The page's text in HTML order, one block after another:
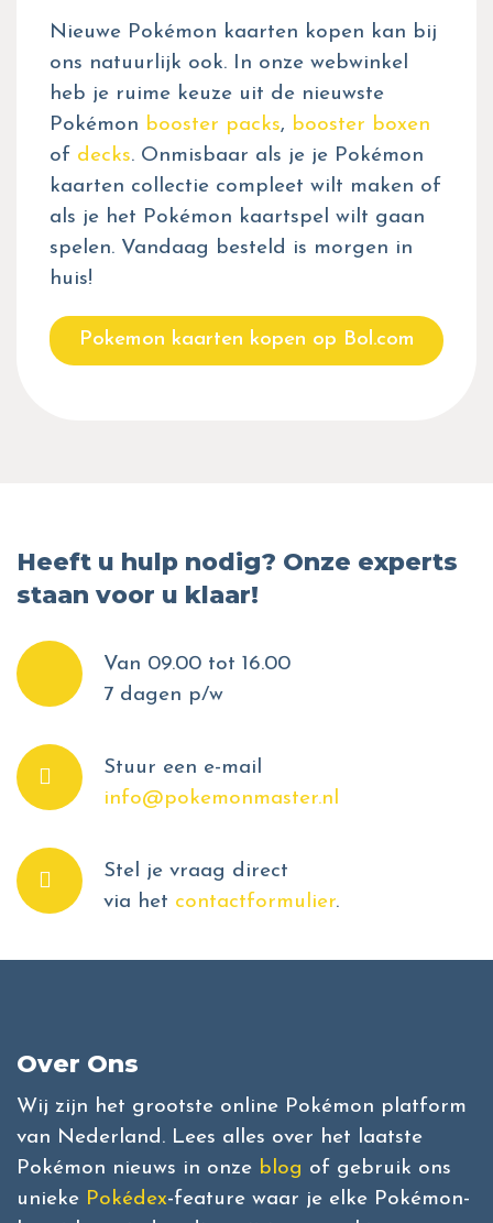
Nieuwe Pokémon kaarten kopen kan bij
ons natuurlijk ook. In onze webwinkel
heb je ruime keuze uit de nieuwste
Pokémon booster packs, booster boxen
of decks. Onmisbaar als je je Pokémon
kaarten collectie compleet wilt maken of
als je het Pokémon kaartspel wilt gaan
spelen. Vandaag besteld is morgen in
huis!
Pokemon kaarten kopen op Bol.com
Heeft u hulp nodig? Onze experts
staan voor u klaar!
Van 09.00 tot 16.00
7 dagen p/w
Stuur een e-mail
info@pokemonmaster.nl
Stel je vraag direct
via het contactformulier.
Over Ons
Wij zijn het grootste online Pokémon platform
van Nederland. Lees alles over het laatste
Pokémon nieuws in onze blog of gebruik ons
unieke Pokédex-feature waar je elke Pokémon-